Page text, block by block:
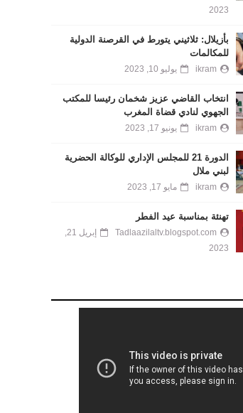
2023
بأزيلال: ثلاثيني يتورط في القرصنة الدولية
للمكالمات
ikram يوليو 10, 2023
انتخاب القاضي عزيز شخمان رئيسا للمكتب
الجهوي لنادي قضاة المغرب
ikram يونيو 17, 2023
الدورة 21 للمجلس الإداري للوكالة الحضرية
لبني ملال
ikram مايو 17, 2023
تهنئة بمناسبة عيد الفطر
Tadlaazilaltv.blogspot.com
إبريل 21,
2023